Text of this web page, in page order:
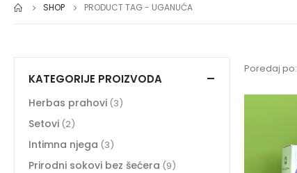
SHOP PRODUCT TAG - UGANUĆA
Poredaj po:
KATEGORIJE PROIZVODA
Herbas prahovi (3)
Setovi (2)
Intimna njega (3)
Prirodni sokovi bez šećera (9)